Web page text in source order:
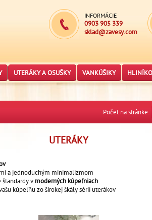
INFORMÁCIE
0903 905 339
sklad@zavesy.com
UTERÁKY A OSUŠKY VANKÚŠIKY
Počet na stránke:
UTERÁKY
a jednoduchým minimalizmom
štandardy v moderných kúpeľniach
kúpeľňu zo širokej škály sérií uterákov